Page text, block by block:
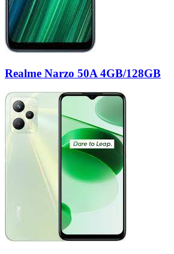
Realme Narzo 50A 4GB/128GB